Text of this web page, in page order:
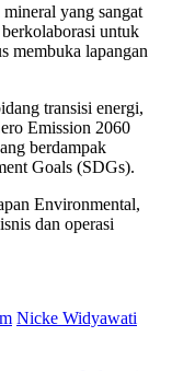
yang sangat
untuk
membuka lapangan
transisi energi,
Emission 2060
berdampak
Goals (SDGs).
Environmental,
dan operasi
Nicke Widyawati